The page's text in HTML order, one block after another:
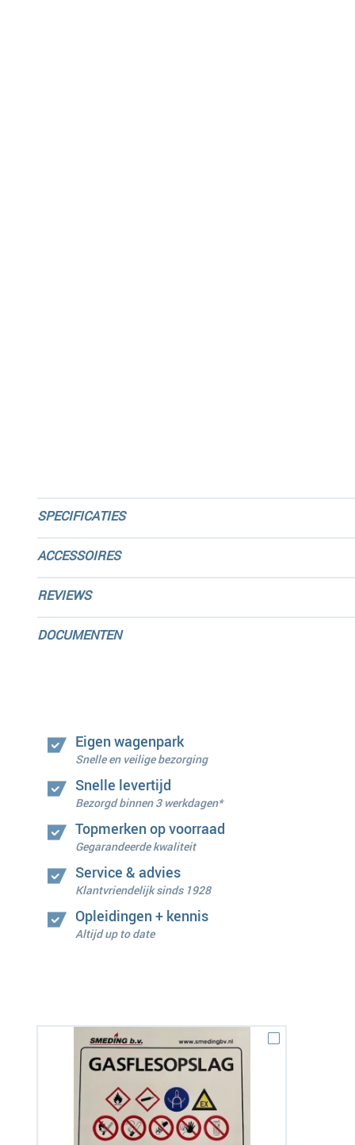
SPECIFICATIES
ACCESSOIRES
REVIEWS
DOCUMENTEN
Eigen wagenpark
Snelle en veilige bezorging
Snelle levertijd
Bezorgd binnen 3 werkdagen*
Topmerken op voorraad
Gegarandeerde kwaliteit
Service & advies
Klantvriendelijk sinds 1928
Opleidingen + kennis
Altijd up to date